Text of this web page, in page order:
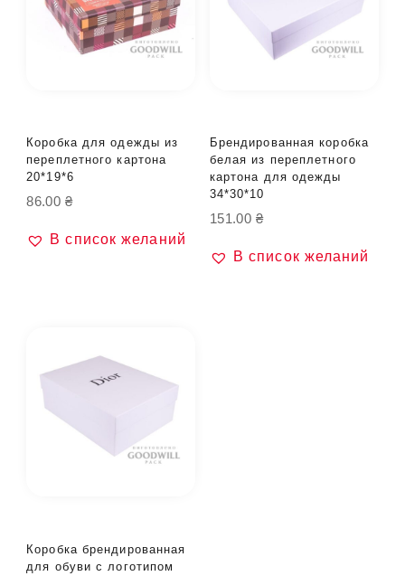
Коробка для одежды из
переплетного картона
20*19*6
86.00 ₴
В список желаний
Брендированная коробка
белая из переплетного
картона для одежды
34*30*10
151.00 ₴
В список желаний
Коробка брендированная
для обуви с логотипом